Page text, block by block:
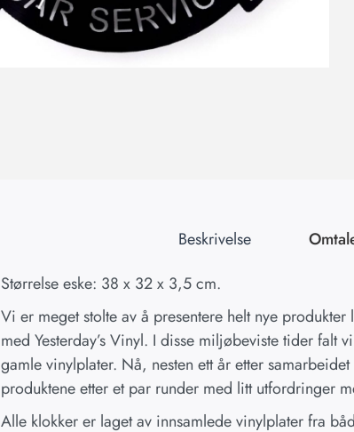
Beskrivelse
Størrelse eske: 38 x 32 x 3,5 cm.
Vi er meget stolte av å presentere helt nye
med Yesterday’s Vinyl. I disse miljøbeviste tider
gamle vinylplater. Nå, nesten ett år etter
produktene etter et par runder med litt utfordringer
Alle klokker er laget av innsamlede vinylplater fra